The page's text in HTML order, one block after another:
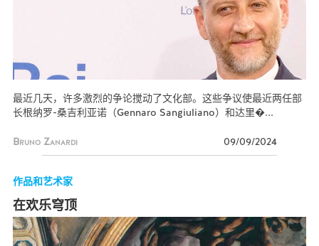
最近几天，许多激烈的争论搅动了文化部。这些争议使最近两任部
长根纳罗-桑吉利亚诺（Gennaro Sangiuliano）和达里�...
Bruno Zanardi 09/09/2024
作品和艺术家
在欢乐穹顶